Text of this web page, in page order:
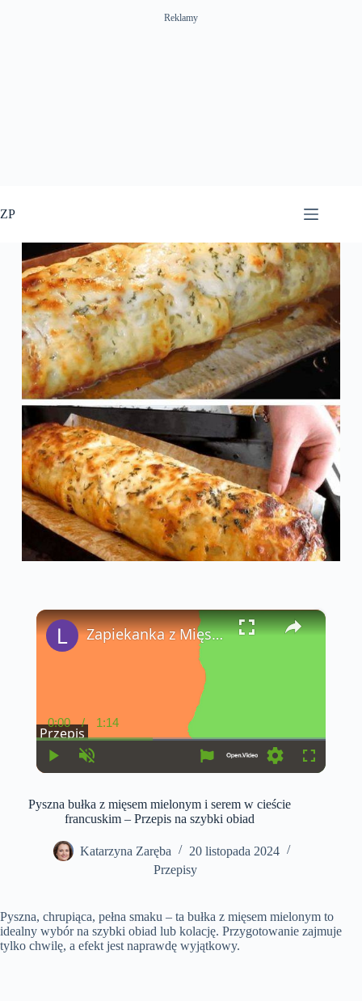
Reklamy
do
treści
ZP
×
y
u
t
e
C
u
r
e
t
T
e
0:00 /
D
u
t
o
n
1:14
t
s
Zapiekanka z Mięsem Mielonym - LatwePrzepisy.com
Przepis
Pyszna bułka z mięsem mielonym i serem w cieście
francuskim – Przepis na szybki obiad
Katarzyna Zaręba
20 listopada 2024
Przepisy
Pyszna, chrupiąca, pełna smaku – ta bułka z mięsem mielonym to
idealny wybór na szybki obiad lub kolację. Przygotowanie zajmuje
tylko chwilę, a efekt jest naprawdę wyjątkowy.